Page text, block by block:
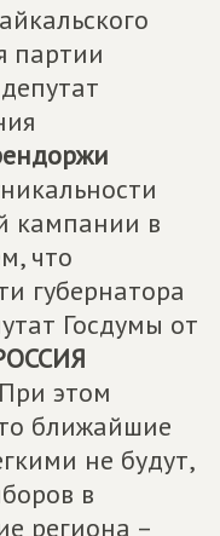
партии
кампании в
что
губернатора
Госдумы от
этом
ближайшие
не будут,
в
региона –